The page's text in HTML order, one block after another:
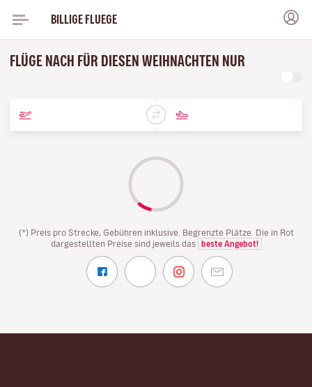
BILLIGE FLUEGE
FLÜGE NACH FÜR DIESEN WEIHNACHTEN NUR
(*) Preis pro Strecke, Gebühren inklusive. Begrenzte Plätze. Die in Rot
dargestellten Preise sind jeweils das
beste Angebot!